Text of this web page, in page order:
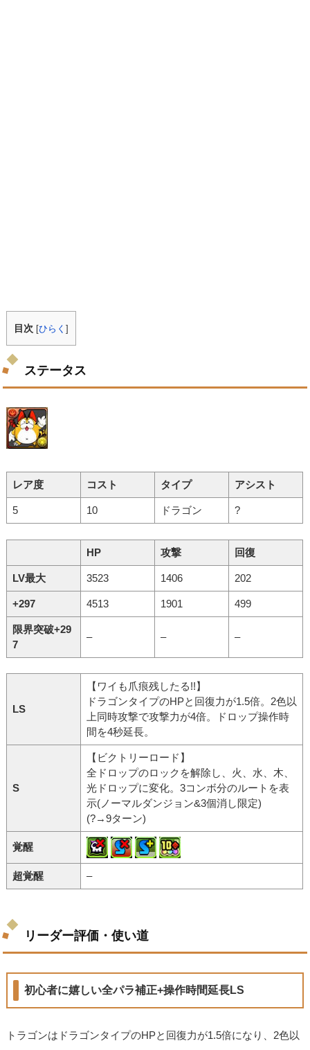
目次 [ひらく]
ステータス
レア度 コスト タイプ アシスト
5 10 ドラゴン ?
HP 攻撃 回復
LV最大 3523 1406 202
+297 4513 1901 499
限界突破+29
7
– – –
LS
【ワイも爪痕残したる!!】
ドラゴンタイプのHPと回復力が1.5倍。2色以
上同時攻撃で攻撃力が4倍。ドロップ操作時
間を4秒延長。
S
【ビクトリーロード】
全ドロップのロックを解除し、火、水、木、
光ドロップに変化。3コンボ分のルートを表
示(ノーマルダンジョン&3個消し限定)
(?→9ターン)
覚醒
超覚醒 –
リーダー評価・使い道
初心者に嬉しい全パラ補正+操作時間延長LS
トラゴンはドラゴンタイプのHPと回復力が1.5倍になり、2色以